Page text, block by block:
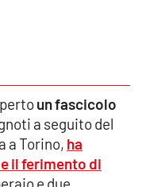
un fascicolo
a seguito del
a Torino, ha
il ferimento di
e due